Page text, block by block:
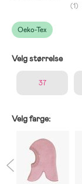
Oeko-Tex
(1)
Velg størrelse
37
Velg farge: